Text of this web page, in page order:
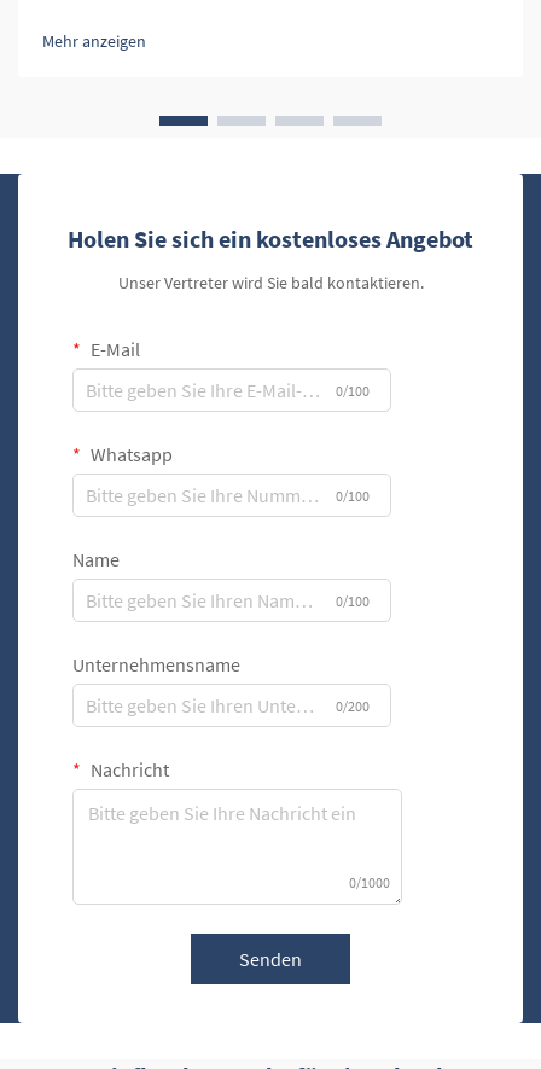
stehen Leder-Zigarrenetuis,...
Mehr anzeigen
Holen Sie sich ein kostenloses Angebot
Unser Vertreter wird Sie bald kontaktieren.
E-Mail
0/100
Whatsapp
0/100
Name
0/100
Unternehmensname
0/200
Nachricht
0/1000
Senden